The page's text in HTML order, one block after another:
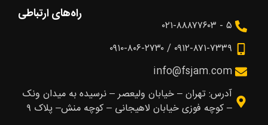
راه‌های ارتباطی
۵ - ۰۲۱-۸۸۸۷۷۶۰۳
۰۹۱۲-۸۷۱-۷۳۳۹ / ۰۹۱۰-۸۰۶-۲۷۳۰
info@fsjam.com
آدرس: تهران – خیابان ولیعصر – نرسیده به میدان ونک
– کوچه فوزی خیابان لاهیجانی – کوچه منش– پلاک ۹